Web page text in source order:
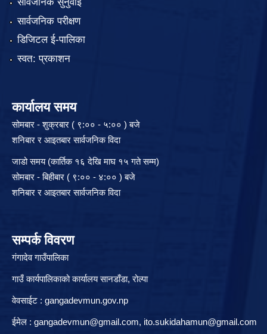
सार्वजनिक सुनुवाई
सार्वजनिक परीक्षण
डिजिटल ई-पालिका
स्वत: प्रकाशन
कार्यालय समय
सोमबार - शुक्रबार ( ९:०० - ५:०० ) बजे
शनिबार र आइतबार सार्वजनिक विदा
जाडो समय (कार्तिक १६ देखि माघ १५ गते सम्म)
सोमबार - बिहीबार ( ९:०० - ४:०० ) बजे
शनिबार र आइतबार सार्वजनिक विदा
सम्पर्क विवरण
गंगादेव गाउँपालिका
गाउँ कार्यपालिकाको कार्यालय सानडाँडा, रो‍‍ल्पा
वेवसाईट : gangadevmun.gov.np
ईमेल : gangadevmun@gmail.com, ito.sukidahamun@gmail.com